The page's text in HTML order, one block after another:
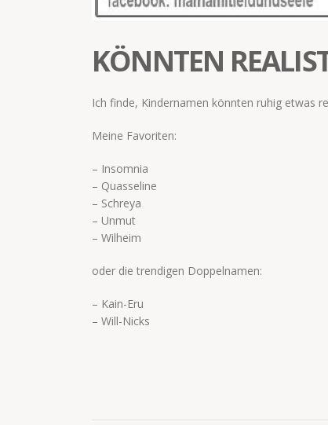
KÖNNTEN
Ich finde, Kindernamen könnten ruhig etwas
Meine Favoriten:
– Insomnia
– Quasseline
– Schreya
– Unmut
– Wilheim
oder die trendigen Doppelnamen:
– Kain-Eru
– Will-Nicks